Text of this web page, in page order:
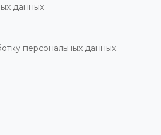
данных
персональных данных